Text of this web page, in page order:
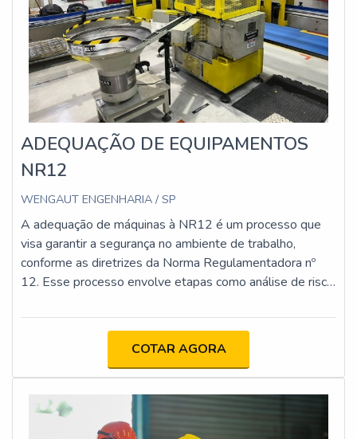
ADEQUAÇÃO DE EQUIPAMENTOS
NR12
WENGAUT ENGENHARIA / SP
A adequação de máquinas à NR12 é um processo que
visa garantir a segurança no ambiente de trabalho,
conforme as diretrizes da Norma Regulamentadora nº
12. Esse processo envolve etapas como análise de risco,
segurança, atualização da documentação técnica e
riscos de acidentes e assegurar que as máquinas
estejam em conformidade com os requisitos legais e
técnicos.
COTAR AGORA